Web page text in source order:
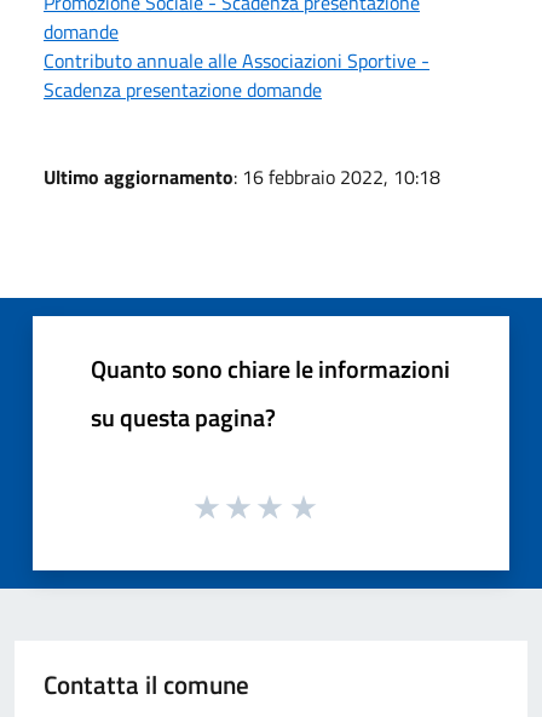
domande
Contributo annuale alle Associazioni Sportive -
Scadenza presentazione domande
Ultimo aggiornamento: 16 febbraio 2022, 10:18
Quanto sono chiare le informazioni
su questa pagina?
Contatta il comune